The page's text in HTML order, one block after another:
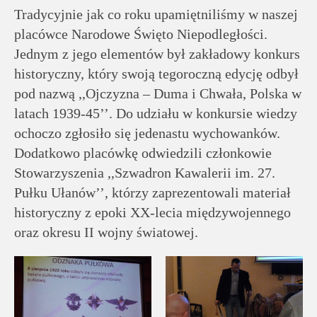
Dla
pracowników
Historia
Wirtualny
spacer
Mapa
Deklaracja
dostępności
Tradycyjnie jak co roku upamiętniliśmy w naszej
placówce Narodowe Święto Niepodległości.
Jednym z jego elementów był zakładowy konkurs
historyczny, który swoją tegoroczną edycję odbył
pod nazwą ,,Ojczyzna – Duma i Chwała, Polska w
latach 1939-45’’. Do udziału w konkursie wiedzy
ochoczo zgłosiło się jedenastu wychowanków.
Dodatkowo placówkę odwiedzili członkowie
Stowarzyszenia ,,Szwadron Kawalerii im. 27.
Pułku Ułanów’’, którzy zaprezentowali materiał
historyczny z epoki XX-lecia międzywojennego
oraz okresu II wojny światowej.